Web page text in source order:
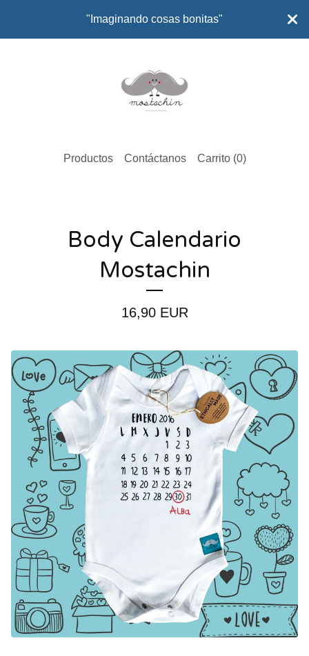
"Imaginando cosas bonitas"
Productos Contáctanos Carrito (0)
Body Calendario
Mostachin
16,90 EUR